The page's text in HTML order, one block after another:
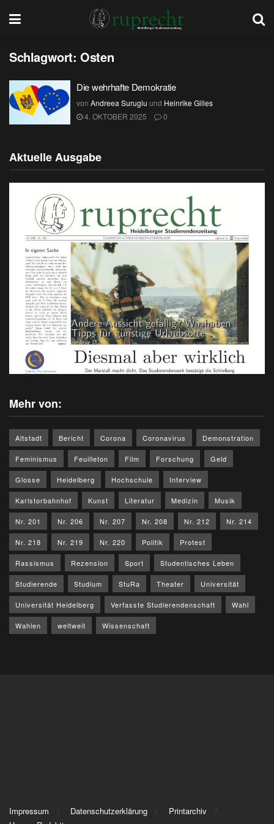
Schlagwort:Osten
Die wehrhafte Demokratie
von Andreea Surugiu und Heinrike Gilles
4. OKTOBER 2025
0
Aktuelle Ausgabe
Mehr von:
Altstadt Bericht Corona Coronavirus Demonstration
Feminismus Feuilleton Film Forschung Geld
Glosse Heidelberg Hochschule Interview
Karlstorbahnhof Kunst Literatur Medizin Musik
Nr. 201 Nr. 206 Nr. 207 Nr. 208 Nr. 212 Nr. 214
Nr. 218 Nr. 219 Nr. 220 Politik Protest
Rassismus Rezension Sport Studentisches Leben
Studierende Studium StuRa Theater Universität
Universität Heidelberg Verfasste Studierendenschaft Wahl
Wahlen weltweit Wissenschaft
Impressum Datenschutzerklärung
Printarchiv